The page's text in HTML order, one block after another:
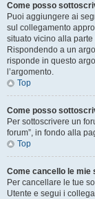
Come posso
Puoi aggiungere ai
sul collegamento
situato vicino alla
Rispondendo a un
risponde in questo
l’argomento.
Top
Come posso
Per sottoscrivere un
forum”, in fondo alla
Top
Come cancello le mie
Per cancellare le tue
Utente e segui i